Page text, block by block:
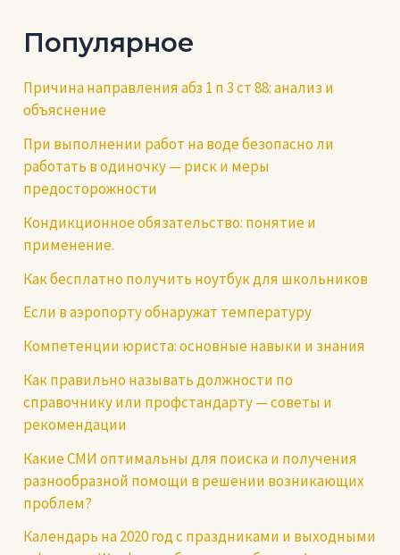
Популярное
Причина направления абз 1 п 3 ст 88: анализ и
объяснение
При выполнении работ на воде безопасно ли
работать в одиночку — риск и меры
предосторожности
Кондикционное обязательство: понятие и
применение.
Как бесплатно получить ноутбук для школьников
Если в аэропорту обнаружат температуру
Компетенции юриста: основные навыки и знания
Как правильно называть должности по
справочнику или профстандарту — советы и
рекомендации
Какие СМИ оптимальны для поиска и получения
разнообразной помощи в решении возникающих
проблем?
Календарь на 2020 год с праздниками и выходными